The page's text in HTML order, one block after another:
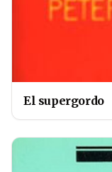
El supergordo